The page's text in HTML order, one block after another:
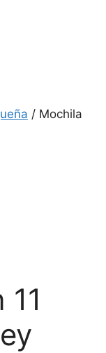
/ Mochila